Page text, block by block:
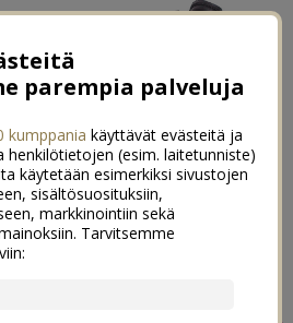
14/52
parempia palveluja
kumppania käyttävät evästeitä ja
henkilötietojen (esim. laitetunniste)
käytetään esimerkiksi sivustojen
sisältösuosituksiin,
markkinointiin sekä
Tarvitsemme